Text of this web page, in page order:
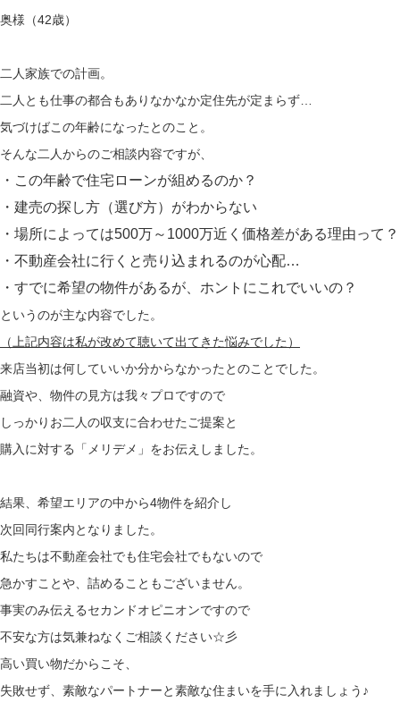
奥様（42歳）
二人家族での計画。
二人とも仕事の都合もありなかなか定住先が定まらず…
気づけばこの年齢になったとのこと。
そんな二人からのご相談内容ですが、
・この年齢で住宅ローンが組めるのか？
・建売の探し方（選び方）がわからない
・場所によっては500万～1000万近く価格差がある理由って？
・不動産会社に行くと売り込まれるのが心配…
・すでに希望の物件があるが、 ホントにこれでいいの？
というのが主な内容でした。
（上記内容は私が改めて聴いて出てきた悩みでした）
来店当初は何していいか分からなかったとのことでした。
融資や、物件の見方は我々プロですので
しっかりお二人の収支に合わせたご提案と
購入に対する「メリデメ」をお伝えしました。
結果、希望エリアの中から4物件を紹介し
次回同行案内となりました。
私たちは不動産会社でも住宅会社でもないので
急かすことや、詰めることもございません。
事実のみ伝えるセカンドオピニオンですので
不安な方は気兼ねなくご相談ください☆彡
高い買い物だからこそ、
失敗せず、素敵なパートナーと素敵な住まいを手に入れましょう♪